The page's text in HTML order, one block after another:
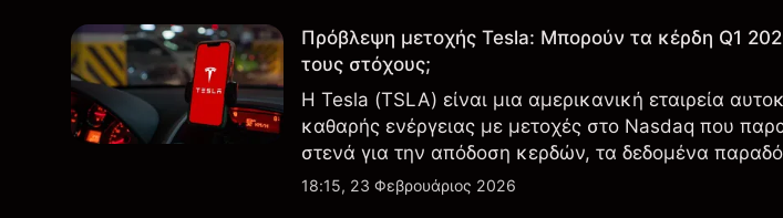
Πρόβλεψη μετοχής Tesla: Μπορούν τα κέρδη Q1
τους στόχους;
Η Tesla (TSLA) είναι μια αμερικανική εταιρεία
καθαρής ενέργειας με μετοχές στο Nasdaq που
στενά για την απόδοση κερδών, τα δεδομένα
εξελίξεις στην τεχνολογία και την παραγωγή.
18:15, 23 Φεβρουάριος 2026